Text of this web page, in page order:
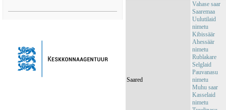
Saared
Vahase saar
Saaremaa
Uulutilaid
nimetu
Kibissäär
Ahessäär
nimetu
Rublakare
Selglaid
Pauvanasu
nimetu
Muhu saar
Kasselaid
nimetu